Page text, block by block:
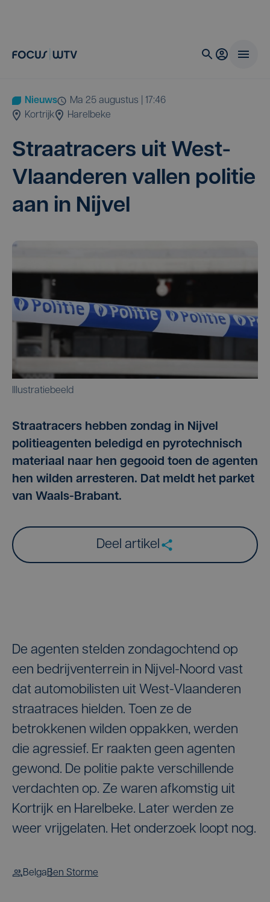
Nieuws
ma 25 augustus | 17:46
Kortrijk
Harelbeke
Straat­ra­cers uit West-
Vlaan­de­ren val­len poli­tie
aan in Nijvel
Illustratiebeeld
Straatracers hebben zondag in Nijvel
politieagenten beledigd en pyrotechnisch
materiaal naar hen gegooid toen de agenten
hen wilden arresteren. Dat meldt het parket
van Waals-Brabant.
Deel artikel
De agenten stelden zondagochtend op
een bedrijventerrein in Nijvel-Noord vast
dat automobilisten uit West-Vlaanderen
straatraces hielden. Toen ze de
betrokkenen wilden oppakken, werden
die agressief. Er raakten geen agenten
gewond. De politie pakte verschillende
verdachten op. Ze waren afkomstig uit
Kortrijk en Harelbeke. Later werden ze
weer vrijgelaten. Het onderzoek loopt nog.
BelgaBen Storme